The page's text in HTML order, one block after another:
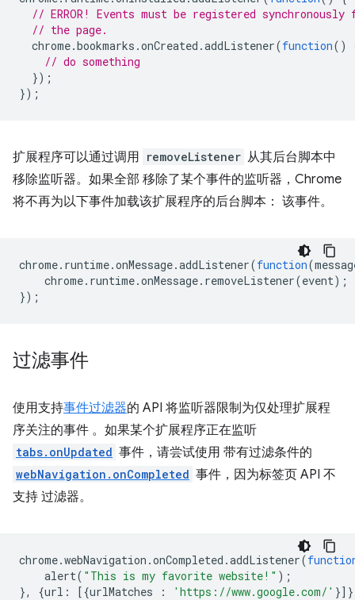
// ERROR! Events must be registered
// the page.
chrome.bookmarks .onCreated .addListener(function()
// do something
});
});
扩展程序可以通过调用 removeListener 从其后台脚本中
移除监听器。如果全部 移除了某个事件的监听器，Chrome
将不再为以下事件加载该扩展程序的后台脚本： 该事件。
chrome. runtime.onMessage.addListener(function(
chrome. runtime.onMessage. removeListener(event);
});
过滤事件
使用支持事件过滤器的 API 将监听器限制为仅处理扩展程
序关注的事件 。如果某个扩展程序正在监听
tabs.onUpdated 事件，请尝试使用 带有过滤条件的
webNavigation.onCompleted 事件，因为标签页 API 不
支持 过滤器。
chrome.webNavigation .onCompleted .addListener(
alert( "This is my favorite website!" );
},
{url : [{urlMatches : 'https://www.google.com/'